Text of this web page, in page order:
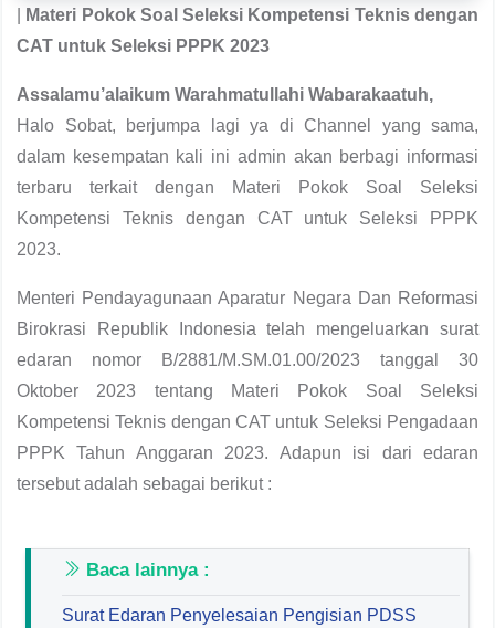
Materi Pokok Soal Seleksi Kompetensi Teknis dengan
CAT untuk Seleksi PPPK 2023
Assalamu’alaikum Warahmatullahi Wabarakaatuh,
Halo Sobat, berjumpa lagi ya di Channel yang sama,
dalam kesempatan kali ini admin akan berbagi informasi
terbaru terkait dengan Materi Pokok Soal Seleksi
Kompetensi Teknis dengan CAT untuk Seleksi PPPK
2023.
Menteri Pendayagunaan Aparatur Negara Dan Reformasi
Birokrasi Republik Indonesia telah mengeluarkan surat
edaran nomor B/2881/M.SM.01.00/2023 tanggal 30
Oktober 2023 tentang Materi Pokok Soal Seleksi
Kompetensi Teknis dengan CAT untuk Seleksi Pengadaan
PPPK Tahun Anggaran 2023. Adapun isi dari edaran
tersebut adalah sebagai berikut :
Baca lainnya :
Surat Edaran Penyelesaian Pengisian PDSS